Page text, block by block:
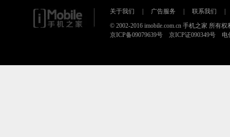
关于我们 广告服务 联系我们
© 2002-2016 imobile.com.cn 手机之家 所有权
京ICP备09079639号 京ICP证090349号 电